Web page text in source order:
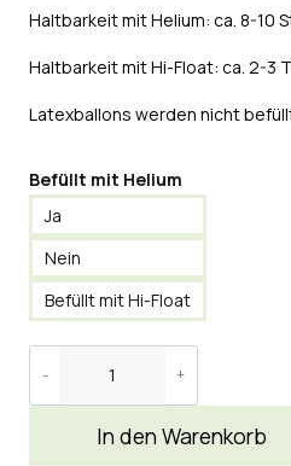
Haltbarkeit mit Helium: ca. 8-10
Haltbarkeit mit Hi-Float: ca. 2-3
Latexballons werden nicht
Befüllt mit Helium
Ja
Nein
Befüllt mit Hi-Float
In den Warenkorb